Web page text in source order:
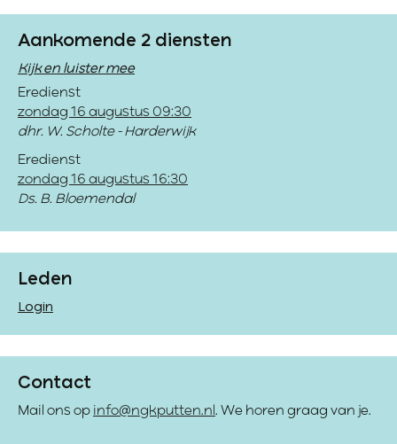
Aankomende 2 diensten
Kijk en luister mee
Eredienst
zondag 16 augustus 09:30
dhr. W. Scholte - Harderwijk
Eredienst
zondag 16 augustus 16:30
Ds. B. Bloemendal
Leden
Login
Contact
Mail ons op info@ngkputten.nl . We horen graag van je.